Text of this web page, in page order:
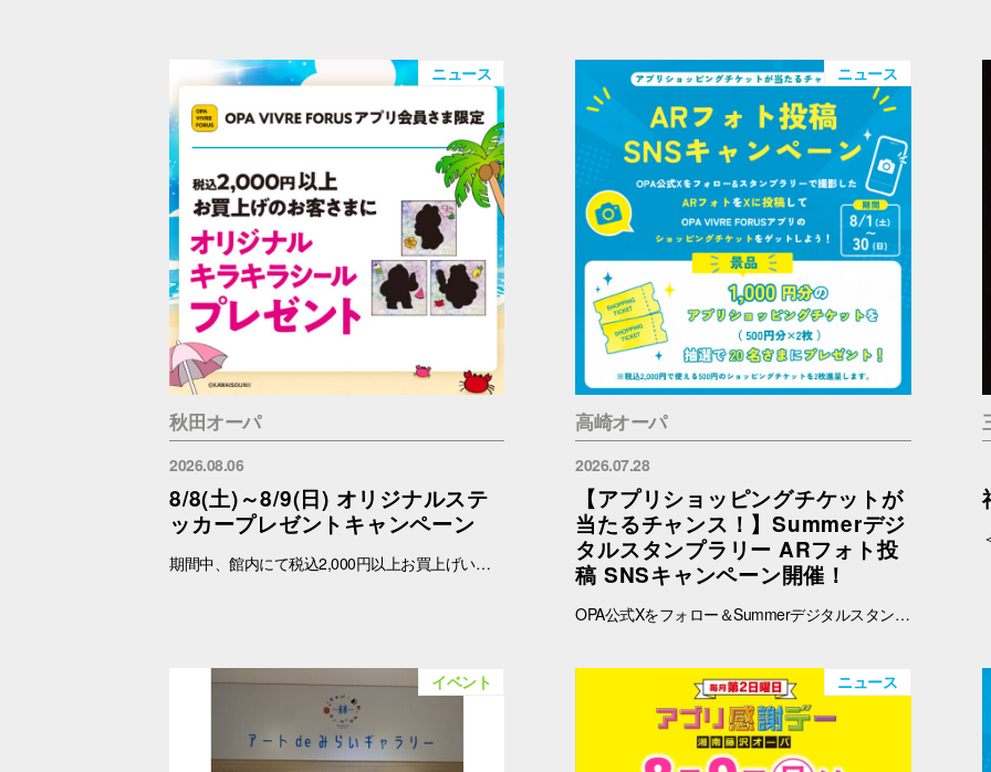
ニュース
秋田オーパ
2026.08.06
8/8(土)～8/9(日) オリジナルステ
ッカープレゼントキャンペーン
期間中、館内にて税込2,000円以上お買上げいただき、「OPA VIVRE FORUS アプリ」の対象画面をご提示いただいたお客さまに、先着でここでしか手に入らない「オリジナルキラキラステッカー」をプレゼントいたします！ ぜひこの機会に、お買い物と合わせて限定ノベルティをゲットしてください。 （※本企画は、アプリ会員さま限定となります） ■配布期間 2026年8月8日(土)～8月9日(日) ※各日の実施時間は、引換時間に準じます。 ※ノベルティはなくなり次第、配布を終了いたします。 ※一部実施していない店舗がございます。 ■ノベルティ内容 キラキラステッカー (全3種) ■引換条件 期間中、以下の2点を引換カウンターにてご提示ください。 ① 館内でお買上げいただいた、税込2,000円以上のレシート（合算可） ② 「OPA VIVRE FORUS アプリ」のクーポン画面 ■引換場所・引換時間 引換場所：1階 インフォメーション 引換時間：10:30 ～ 19：30 ■注意事項 ※ノベルティは数量限定のため、なくなり次第終了となりますので予めご了承ください。 ※ノベルティはランダムでのお渡しとなります。重複した場合でも、種類の変更・交換はいたしかねます。 ※ノベルティの引き換えは、おひとりさま3枚までとなります。 ※お買上げレシートは、期間中の秋田オーパのものに限ります（一部対象外のショップ・商品がございます） ※秋田オーパのレシートのみ対象。館をまたいだレシートの合算は不可。 ※画像はイメージです。実際のノベルティとは異なる場合がございます。 ▼詳しくはコチラ▼ https://www.opa-club.com/contents/opanchuusagi_2026/ ▼アプリについて詳しくはこちら！ ▼ https://www.opa-club.com/contents/app/
ニュース
高崎オーパ
2026.07.28
【アプリショッピングチケットが
当たるチャンス！】Summerデジ
タルスタンプラリー ARフォト投
稿 SNSキャンペーン開催！
OPA公式Xをフォロー＆Summerデジタルスタンプラリーで撮影したARフォトを投稿して、OPA VIVRE FORUSアプリのショッピングチケットをゲットしよう！ ■ 景品 500円分のアプリショッピングチケットを2枚（計1,000円分）を抽選で20名さまにプレゼント！ ※税込2,000円で使える500円のショッピングチケットを2枚進呈します。 ■ 応募期間 2026年8月1日(土) ～ 8月30日(日) 23:59まで ※当選者には8月31日(月)以降にDMにてご連絡いたします。 ■ 応募方法 OPA公式X（@opa_vivre_forus）をフォロー Summerデジタルスタンプラリーに参加して、ARフォトを撮影 ハッシュタグ「#おぱんちゅうさぎOPA」「#おぱんちゅうさぎFORUS」「#おぱんちゅうさぎVIVRE」のいずれかをつけて、撮影したARフォトを投稿！ ■ ご注意・各種規約 【撮影・投稿に関する注意】 撮影の際は、周囲のお客さまの通行の妨げにならないようご注意ください。 店内での撮影の際は、各店舗のルールやご案内に沿ってお楽しみください。 ARフォトの撮影、投稿するARフォトは、他のお客さまの顔等が映らないようご配慮をお願いいたします。 危険な行為（階段や無理な姿勢など）はお控えください。 【個人情報・権利に関する注意】 ARフォトの撮影・投稿にあたっては、他のお客さまのプライバシーにご配慮いただき、顔等が写り込まないようお願いいたします。 他のお客さまや第三者が写る場合は、必ずご本人の許可を得たうえで投稿してください。 投稿写真に含まれる著作物（ポスター・商品デザイン等）についてもご配慮ください。 SNSの性質上、投稿された写真は他の利用者に保存・共有される場合がございます。ご理解のうえご参加いただけますと幸いです。 【SNS投稿ルール】 投稿内容が公序良俗に反する場合や、不適切と判断される場合は応募対象外となります。 非公開アカウントからの投稿は応募対象外となる場合がございます。 ハッシュタグや応募条件を満たしていない場合、抽選対象外となる場合がございます。 【キャンペーン関連】 賞品の内容は予告なく変更となる場合がございます。 投稿いただいた画像は、当選者の選定のみに使用し、その他の目的で使用することはございません。
イベント ニュース